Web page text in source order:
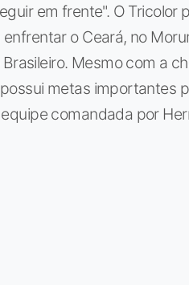
em frente". O
o Ceará, no
Mesmo com a
metas importantes
comandada por